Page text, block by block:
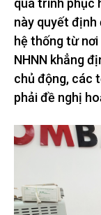
quá trình phục
này quyết
hệ thống từ
NHNN khẳng
chủ động, các
phải đề nghị